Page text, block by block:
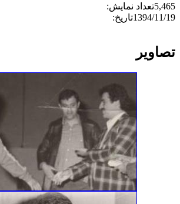
5,465تعداد نمایش:
1394/11/19تاریخ:
تصاویر